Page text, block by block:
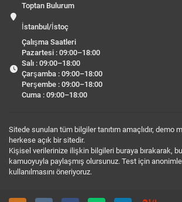
Toptan Bulurum
İstanbul/İstoç
Çalışma Saatleri
Pazartesi : 09:00–18:00
Salı : 09:00–18:00
Çarşamba : 09:00–18:00
Perşembe : 09:00–18:00
Cuma : 09:00–18:00
Sitede sunulan tüm bilgiler tanıtım amaçlıdır, demo
herkese açık bir sitedir.
Kişisel verilerinize ilişkin bilgileri buraya bırakarak,
kamuoyuyla paylaşmış olursunuz. Test için
kullanılmasını öneriyoruz.